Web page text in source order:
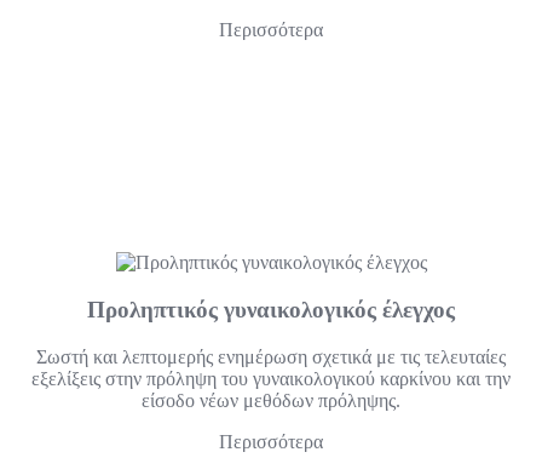
Περισσότερα
Προληπτικός γυναικολογικός έλεγχος
Σωστή και λεπτομερής ενημέρωση σχετικά με τις τελευταίες
εξελίξεις στην πρόληψη του γυναικολογικού καρκίνου και την
είσοδο νέων μεθόδων πρόληψης.
Περισσότερα